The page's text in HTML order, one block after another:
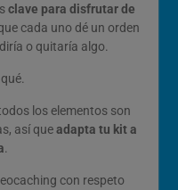
clave para disfrutar de
cada uno dé un orden
o quitaría algo.
los elementos son
así queadapta tu kit a
.
con respeto